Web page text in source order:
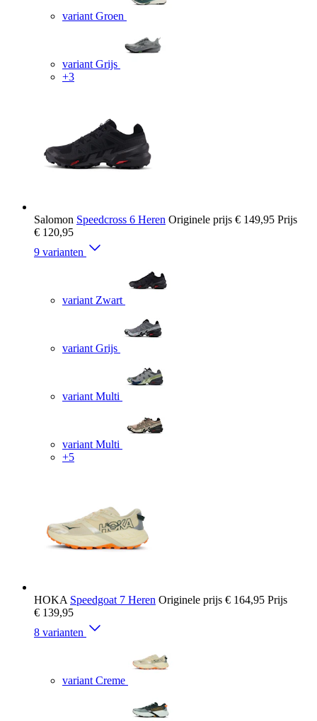
variant Groen
variant Grijs
+3
Salomon Speedcross 6 Heren Originele prijs € 149,95 Prijs
€ 120,95
9 varianten
variant Zwart
variant Grijs
variant Multi
variant Multi
+5
HOKA Speedgoat 7 Heren Originele prijs € 164,95 Prijs
€ 139,95
8 varianten
variant Creme